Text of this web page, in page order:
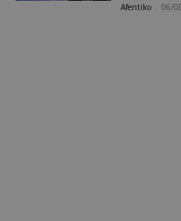
Afentiko 06/